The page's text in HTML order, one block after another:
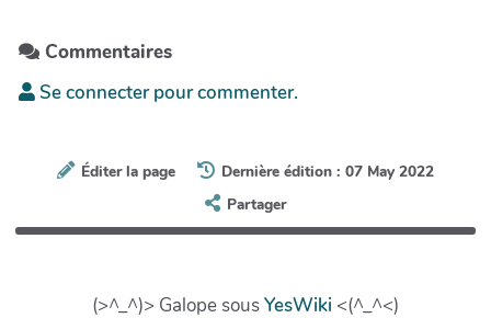
Commentaires
Se connecter pour commenter.
Éditer la page
Dernière édition : 07 May 2022
Partager
(>^_^)> Galope sousYesWiki <(^_^<)